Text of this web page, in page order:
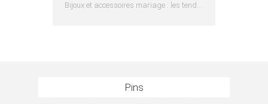
Bijoux et accessoires mariage : les tendances 2025
Pins